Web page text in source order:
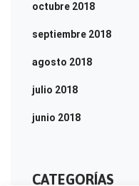
octubre 2018
septiembre 2018
agosto 2018
julio 2018
junio 2018
CATEGORÍAS